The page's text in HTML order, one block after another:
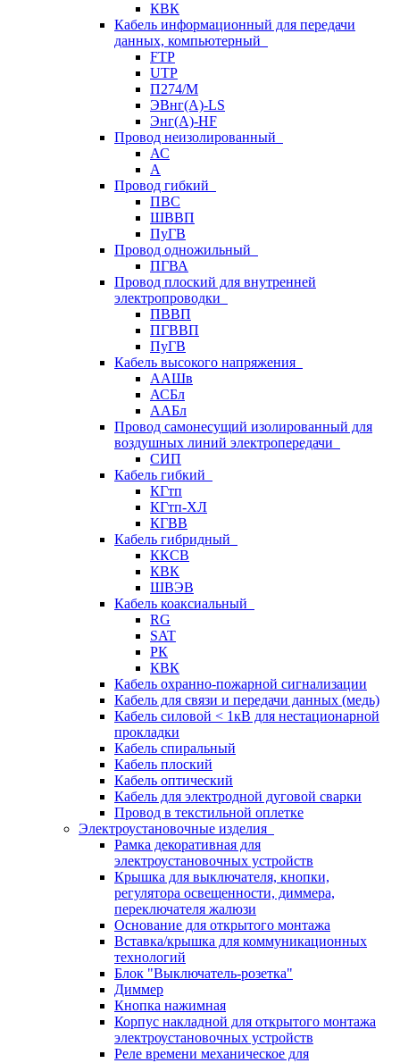
КВК
Кабель информационный для передачи
данных, компьютерный
FTP
UTP
П274/М
ЭВнг(А)-LS
Энг(А)-HF
Провод неизолированный
АС
А
Провод гибкий
ПВС
ШВВП
ПуГВ
Провод одножильный
ПГВА
Провод плоский для внутренней
электропроводки
ПВВП
ПГВВП
ПуГВ
Кабель высокого напряжения
ААШв
АСБл
ААБл
Провод самонесущий изолированный для
воздушных линий электропередачи
СИП
Кабель гибкий
КГтп
КГтп-ХЛ
КГВВ
Кабель гибридный
ККСВ
КВК
ШВЭВ
Кабель коаксиальный
RG
SAT
РК
КВК
Кабель охранно-пожарной сигнализации
Кабель для связи и передачи данных (медь)
Кабель силовой < 1кВ для нестационарной
прокладки
Кабель спиральный
Кабель плоский
Кабель оптический
Кабель для электродной дуговой сварки
Провод в текстильной оплетке
Электроустановочные изделия
Рамка декоративная для
электроустановочных устройств
Крышка для выключателя, кнопки,
регулятора освещенности, диммера,
переключателя жалюзи
Основание для открытого монтажа
Вставка/крышка для коммуникационных
технологий
Блок "Выключатель-розетка"
Диммер
Кнопка нажимная
Корпус накладной для открытого монтажа
электроустановочных устройств
Реле времени механическое для